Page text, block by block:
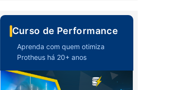
Curso de Performance
Aprenda com quem otimiza
Protheus há 20+ anos